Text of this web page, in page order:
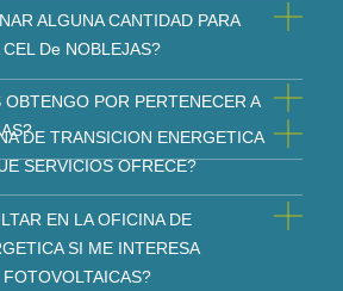
ALGUNA CANTIDAD PARA
De NOBLEJAS?
POR PERTENECER A
DE TRANSICION ENERGETICA
SERVICIOS OFRECE?
EN LA OFICINA DE
SI ME INTERESA